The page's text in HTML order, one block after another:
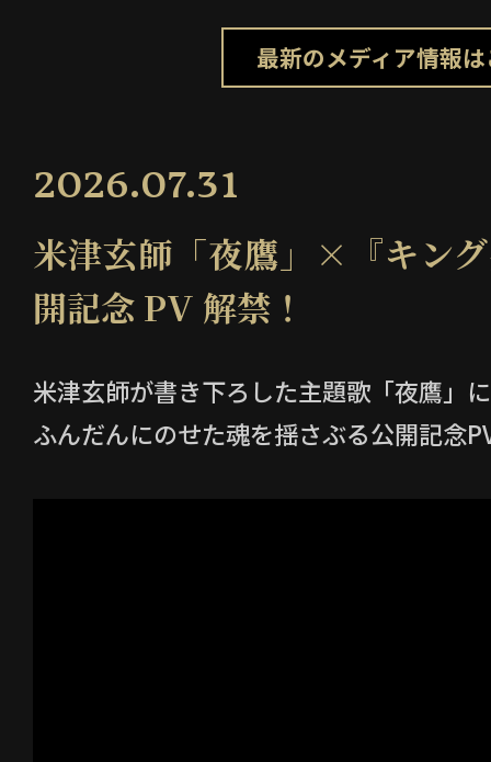
最新のメディア情報
2026.07.31
米津玄師「夜鷹」×『キン
開記念 PV 解禁！
米津玄師が書き下ろした主題歌「夜鷹」
ふんだんにのせた魂を揺さぶる公開記念